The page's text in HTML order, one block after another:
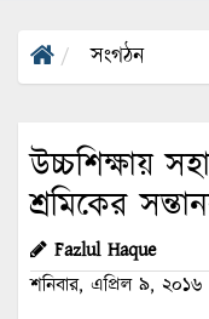
সংগঠন
উচ্চশিক্ষায়
শ্রমিকের
Fazlul Haque
শনিবার, এপ্রিল ৯, ২০১৬